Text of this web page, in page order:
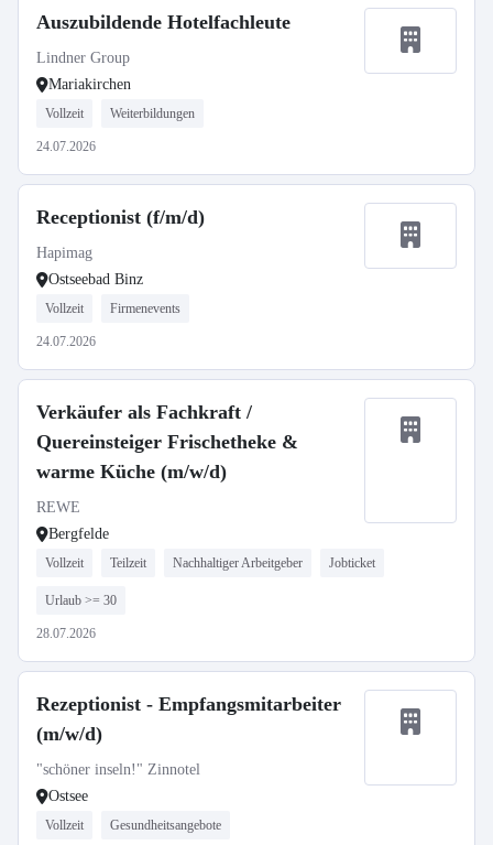
Auszubildende Hotelfachleute
Lindner Group
Mariakirchen
Vollzeit Weiterbildungen
24.07.2026
Receptionist (f/m/d)
Hapimag
Ostseebad Binz
Vollzeit Firmenevents
24.07.2026
Verkäufer als Fachkraft /
Quereinsteiger Frischetheke &
warme Küche (m/w/d)
REWE
Bergfelde
Vollzeit Teilzeit Nachhaltiger Arbeitgeber Jobticket
Urlaub >= 30
28.07.2026
Rezeptionist - Empfangsmitarbeiter
(m/w/d)
"schöner inseln!" Zinnotel
Ostsee
Vollzeit Gesundheitsangebote